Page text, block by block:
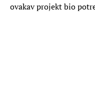
ovakav projekt bio